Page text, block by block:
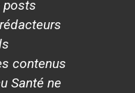
posts
contenus
Santé ne